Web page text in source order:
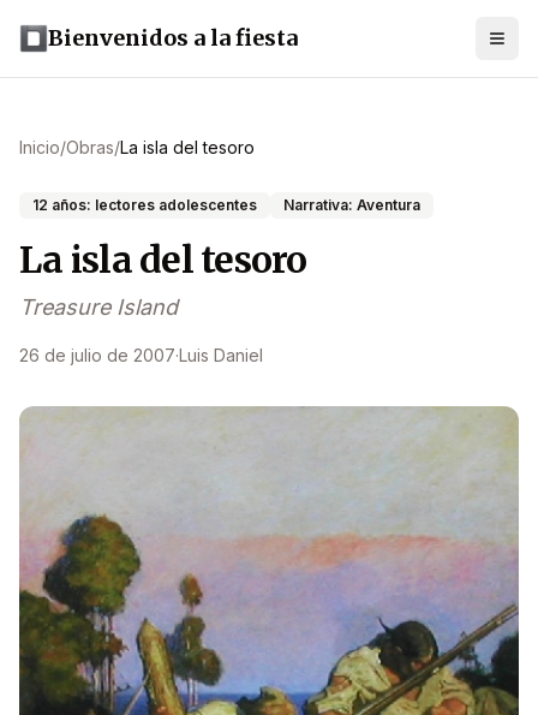
Bienvenidos a la fiesta
Inicio/Obras/La isla del tesoro
12 años: lectores adolescentes Narrativa: Aventura
La isla del tesoro
Treasure Island
26 de julio de 2007·Luis Daniel